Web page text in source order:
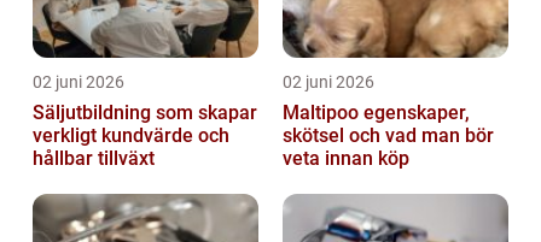
02 juni 2026
Säljutbildning som skapar
verkligt kundvärde och
hållbar tillväxt
02 juni 2026
Maltipoo egenskaper,
skötsel och vad man bör
veta innan köp